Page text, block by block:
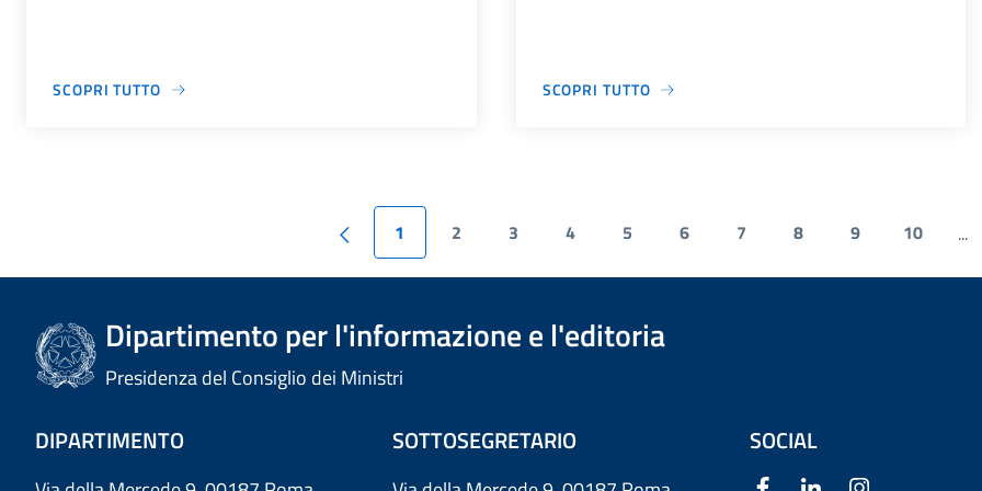
SCOPRI TUTTO SCOPRI TUTTO
1 2 3 4 5 6 7 8 9 10 ...
Dipartimento per l'informazione e l'editoria
Presidenza del Consiglio dei Ministri
DIPARTIMENTO SOTTOSEGRETARIO SOCIAL